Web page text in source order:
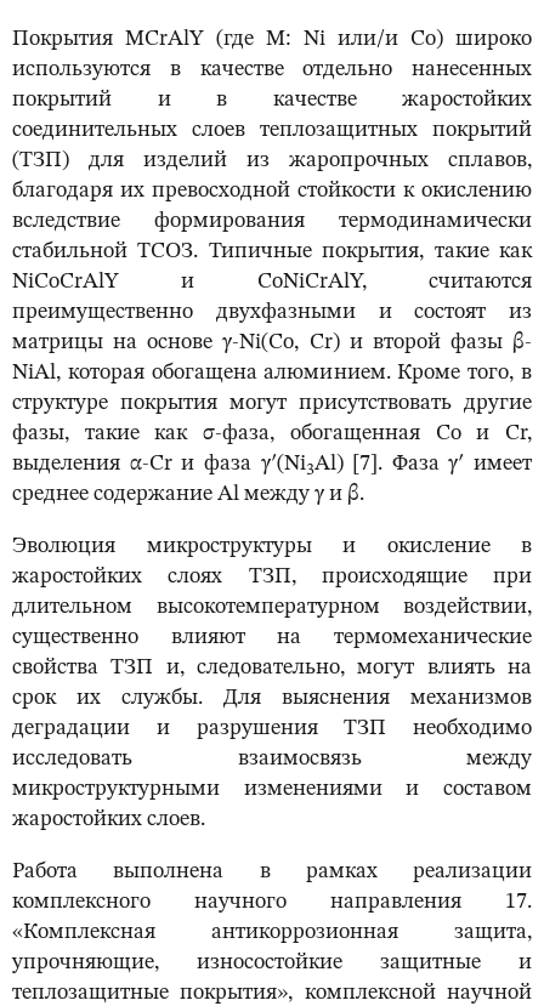
Покрытия MCrAlY (где M: Ni или/и Co) широко
используются в качестве отдельно нанесенных
покрытий и в качестве жаростойких
соединительных слоев теплозащитных покрытий
(ТЗП) для изделий из жаропрочных сплавов,
благодаря их превосходной стойкости к окислению
вследствие формирования термодинамически
стабильной ТСОЗ. Типичные покрытия, такие как
NiCoCrAlY и CoNiCrAlY, считаются
преимущественно двухфазными и состоят из
матрицы на основе γ-Ni(Co, Cr) и второй фазы β-
NiAl, которая обогащена алюминием. Кроме того, в
структуре покрытия могут присутствовать другие
фазы, такие как σ-фаза, обогащенная Co и Cr,
выделения α-Cr и фаза γʹ(Ni3Al) [7]. Фаза γʹ имеет
среднее содержание Al между γ и β.
Эволюция микроструктуры и окисление в
жаростойких слоях ТЗП, происходящие при
длительном высокотемпературном воздействии,
существенно влияют на термомеханические
свойства ТЗП и, следовательно, могут влиять на
срок их службы. Для выяснения механизмов
деградации и разрушения ТЗП необходимо
исследовать взаимосвязь между
микроструктурными изменениями и составом
жаростойких слоев.
Работа выполнена в рамках реализации
комплексного научного направления 17.
«Комплексная антикоррозионная защита,
упрочняющие, износостойкие защитные и
теплозащитные покрытия», комплексной научной